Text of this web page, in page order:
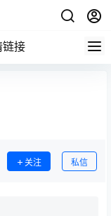
链接
关注 私信